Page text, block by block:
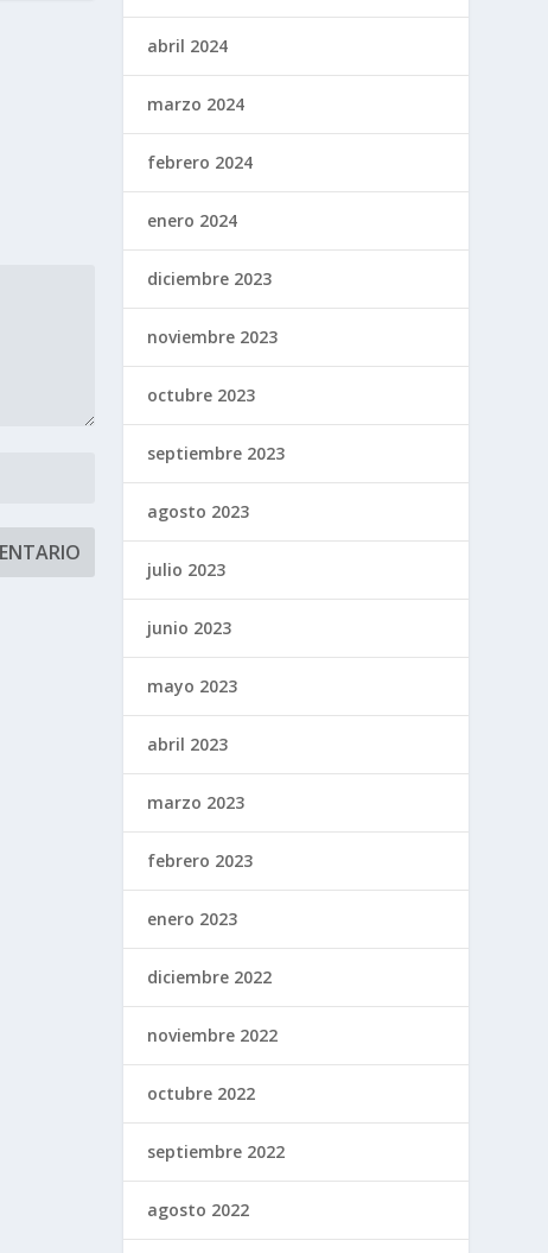
abril 2024
marzo 2024
febrero 2024
enero 2024
diciembre 2023
noviembre 2023
octubre 2023
septiembre 2023
agosto 2023
julio 2023
junio 2023
mayo 2023
abril 2023
marzo 2023
febrero 2023
enero 2023
diciembre 2022
noviembre 2022
octubre 2022
septiembre 2022
agosto 2022